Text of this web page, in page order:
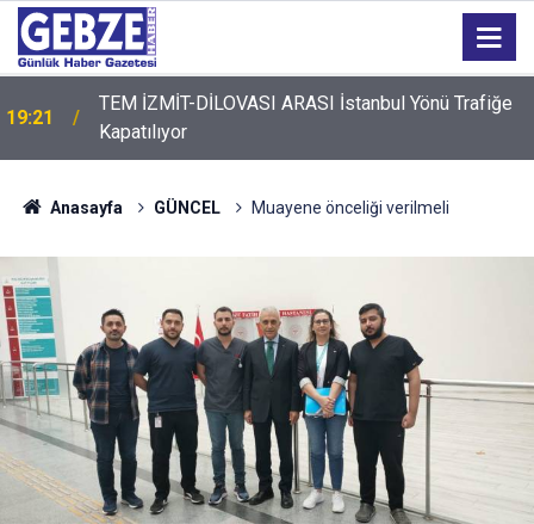
19:21
TEM İZMİT-DİLOVASI ARASI İstanbul Yönü Trafiğe
Kapatılıyor
Anasayfa GÜNCEL Muayene önceliği verilmeli